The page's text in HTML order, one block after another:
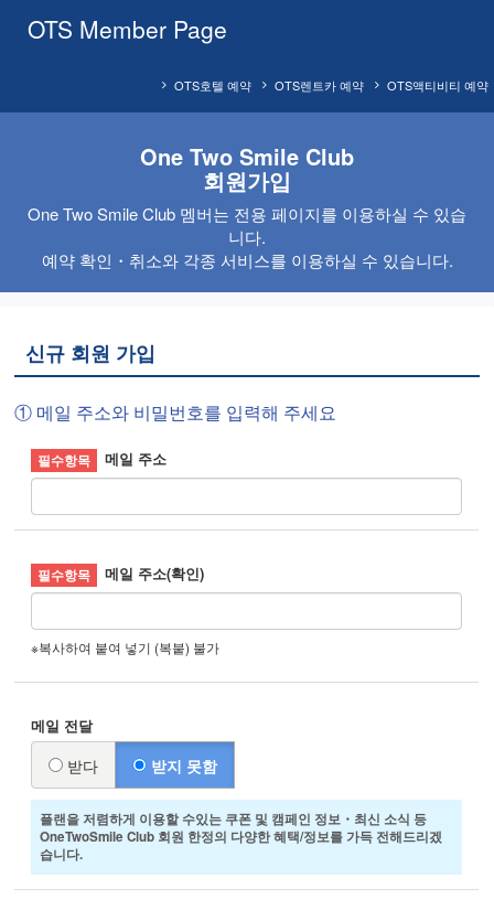
OTS Member Page
OTS액티비티 예약
OTS렌트카 예약
OTS호텔 예약
One Two Smile Club
회원가입
One Two Smile Club 멤버는 전용 페이지를 이용하실 수 있습
니다.
예약 확인・취소와 각종 서비스를 이용하실 수 있습니다.
신규 회원 가입
① 메일 주소와 비밀번호를 입력해 주세요
메일 주소
메일 주소(확인)
※복사하여 붙여 넣기 (복붙) 불가
메일 전달
받다 받지 못함
플랜을 저렴하게 이용할 수있는 쿠폰 및 캠페인 정보・최신 소식 등
OneTwoSmile Club 회원 한정의 다양한 혜택/정보를 가득 전해드리겠
습니다.